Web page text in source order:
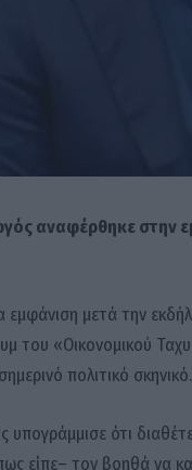
αναφέρθηκε στην
μετά την
του «Οικονομικού
πολιτικό σκηνικό.
ότι
είπε– τον βοηθά να